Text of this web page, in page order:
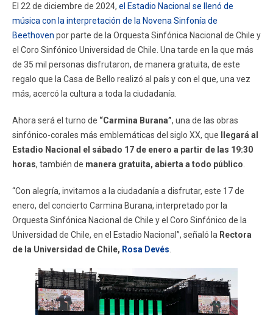
El 22 de diciembre de 2024, el Estadio Nacional se llenó de
música con la interpretación de la Novena Sinfonía de
Beethoven por parte de la Orquesta Sinfónica Nacional de Chile y
el Coro Sinfónico Universidad de Chile. Una tarde en la que más
de 35 mil personas disfrutaron, de manera gratuita, de este
regalo que la Casa de Bello realizó al país y con el que, una vez
más, acercó la cultura a toda la ciudadanía.
Ahora será el turno de “Carmina Burana”, una de las obras
sinfónico-corales más emblemáticas del siglo XX, que
llegará al
Estadio Nacional el sábado 17 de enero a partir de las 19:30
horas, también de manera gratuita, abierta a todo público
“Con alegría, invitamos a la ciudadanía a disfrutar, este 17 de
enero, del concierto Carmina Burana, interpretado por la
Orquesta Sinfónica Nacional de Chile y el Coro Sinfónico de la
Universidad de Chile, en el Estadio Nacional”, señaló la Rectora
de la Universidad de Chile, Rosa Devés